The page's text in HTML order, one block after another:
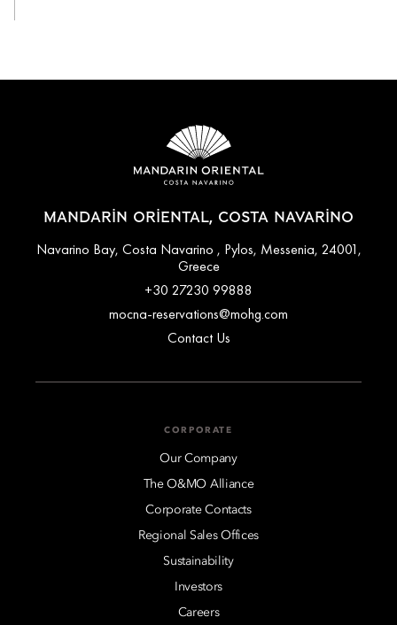
MANDARIN ORIENTAL, COSTA NAVARINO
Navarino Bay, Costa Navarino , Pylos, Messenia, 24001,
Greece
+30 27230 99888
mocna-reservations@mohg.com
Contact Us
CORPORATE
Our Company
The O&MO Alliance
Corporate Contacts
Regional Sales Offices
Sustainability
Investors
Careers